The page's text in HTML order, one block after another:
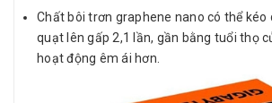
Chất bôi trơn graphene nano có thể kéo
quạt lên gấp 2,1 lần, gần bằng tuổi thọ
hoạt động êm ái hơn.